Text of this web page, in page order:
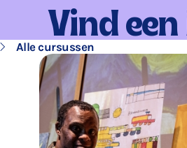
Vind
Alle cursussen